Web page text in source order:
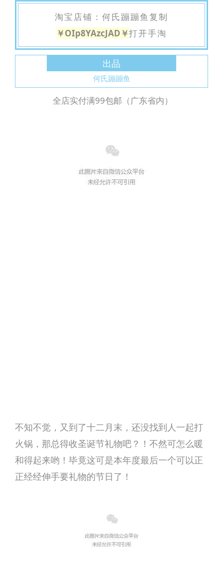
淘宝店铺：何氏蹦蹦鱼复制
￥OIp8YAzcJAD￥打开手淘
出品
何氏蹦蹦鱼
全店实付满99包邮（广东省内）
不知不觉，又到了十二月末，还没找到人一起打
火锅，那总得收圣诞节礼物吧？
！ 不然可怎么暖
和得起来哟！ 毕竟这可是本年度最后一个可以正
正经经伸手要礼物的节日了！